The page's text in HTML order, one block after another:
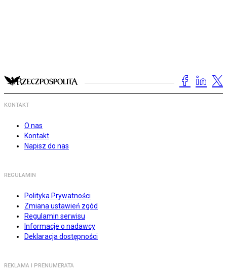
KONTAKT
O nas
Kontakt
Napisz do nas
REGULAMIN
Polityka Prywatności
Zmiana ustawień zgód
Regulamin serwisu
Informacje o nadawcy
Deklaracja dostępności
REKLAMA I PRENUMERATA